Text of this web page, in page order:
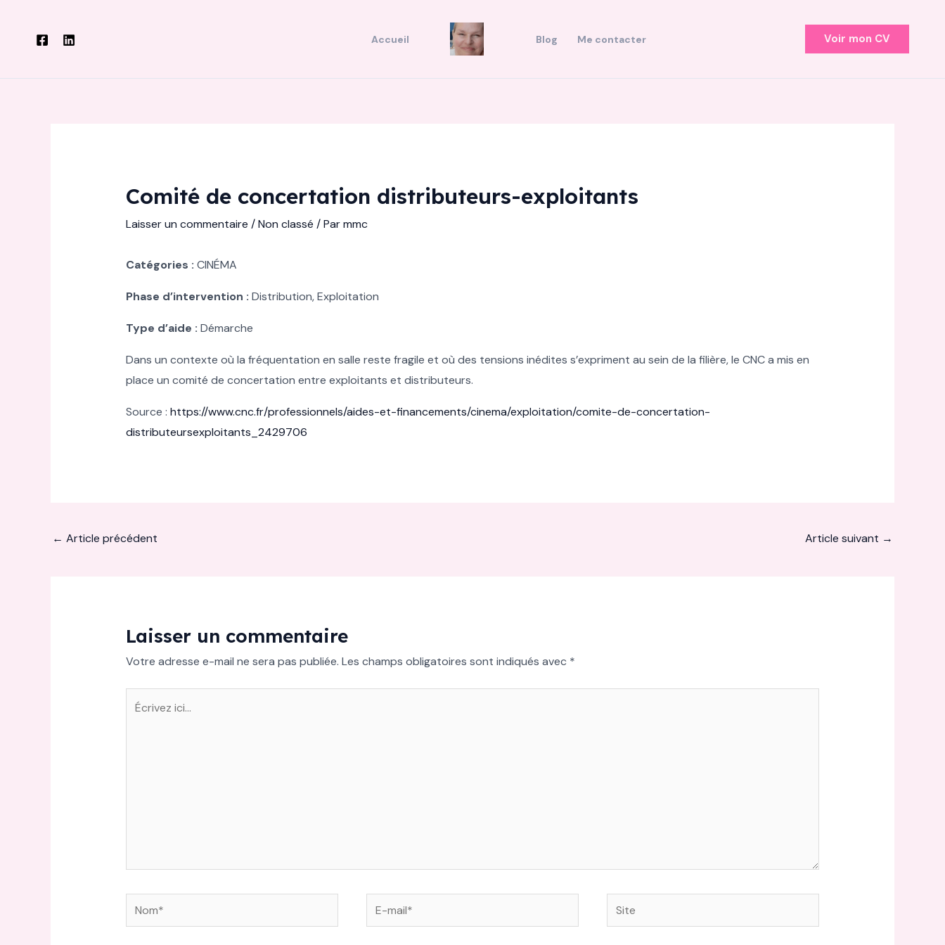
contenu
Accueil Blog Me contacter Voir mon CV
Comité de concertation distributeurs-exploitants
Laisser un commentaire /Non classé / Parmmc
Catégories : CINÉMA
Phase d’intervention : Distribution, Exploitation
Type d’aide : Démarche
Dans un contexte où la fréquentation en salle reste fragile et où des tensions inédites s’expriment au sein de la filière, le CNC a mis en
place un comité de concertation entre exploitants et distributeurs.
Source : https://www.cnc.fr/professionnels/aides-et-financements/cinema/exploitation/comite-de-concertation-
distributeursexploitants_2429706
← Article précédent Article suivant →
Laisser un commentaire
Votre adresse e-mail ne sera pas publiée. Les champs obligatoires sont indiqués avec *
Écrivez
Nom*
E-
mail*
Site